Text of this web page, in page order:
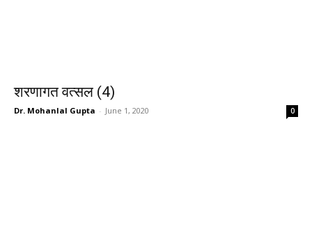
शरणागत वत्सल (4)
Dr. Mohanlal Gupta - June 1, 2020 0